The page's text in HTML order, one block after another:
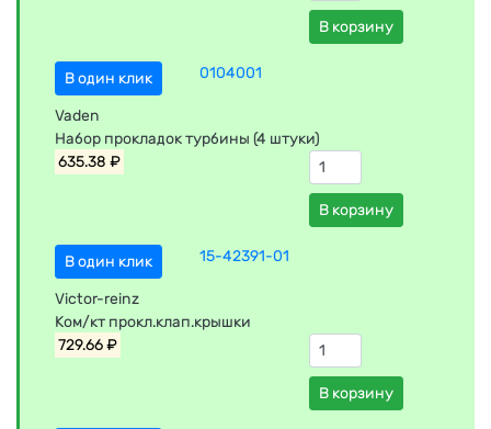
В корзину
В один клик 0104001
Vaden
Набор прокладок турбины (4 штуки)
635.38 ₽
В корзину
В один клик 15-42391-01
Victor-reinz
Ком/кт прокл.клап.крышки
729.66 ₽
В корзину